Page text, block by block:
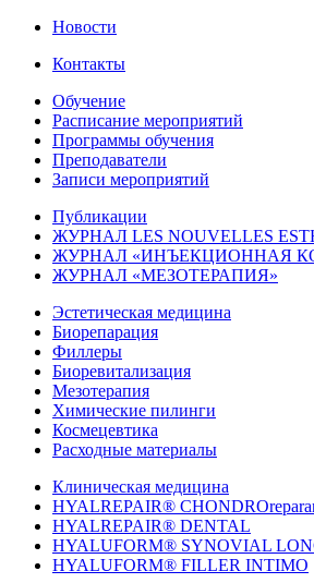
Новости
Контакты
Обучение
Расписание мероприятий
Программы обучения
Преподаватели
Записи мероприятий
Публикации
ЖУРНАЛ LES NOUVELLES
ЖУРНАЛ «ИНЪЕКЦИОННАЯ
ЖУРНАЛ «МЕЗОТЕРАПИЯ»
Эстетическая медицина
Биорепарация
Филлеры
Биоревитализация
Мезотерапия
Химические пилинги
Космецевтика
Расходные материалы
Клиническая медицина
HYALREPAIR®
HYALREPAIR® DENTAL
HYALUFORM® SYNOVIAL
HYALUFORM® FILLER INTIMO